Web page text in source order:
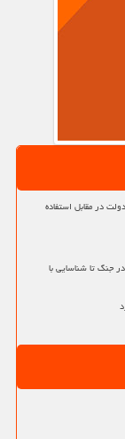
در مقابل استفاده
جنگ تا شناسایی با